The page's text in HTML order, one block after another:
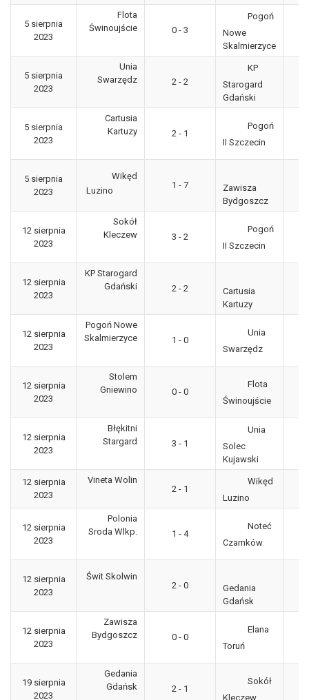
5 sierpnia
2023
Flota
Świnoujście
0 - 3
Pogoń
Nowe
Skalmierzyce
5 sierpnia
2023
Unia
Swarzędz
2 - 2
KP
Starogard
Gdański
5 sierpnia
2023
Cartusia
Kartuzy
2 - 1
Pogoń
II Szczecin
5 sierpnia
2023
Wikęd
Luzino
1 - 7
Zawisza
Bydgoszcz
12 sierpnia
2023
Sokół
Kleczew
3 - 2
Pogoń
II Szczecin
12 sierpnia
2023
KP Starogard
Gdański
2 - 2
Cartusia
Kartuzy
12 sierpnia
2023
Pogoń Nowe
Skalmierzyce
1 - 0
Unia
Swarzędz
12 sierpnia
2023
Stolem
Gniewino
0 - 0
Flota
Świnoujście
12 sierpnia
2023
Błękitni
Stargard
3 - 1
Unia
Solec
Kujawski
12 sierpnia
2023
Vineta Wolin
2 - 1
Wikęd
Luzino
12 sierpnia
2023
Polonia
Sroda Wlkp.
1 - 4
Noteć
Czarnków
12 sierpnia
2023
Świt Skolwin
2 - 0
Gedania
Gdańsk
12 sierpnia
2023
Zawisza
Bydgoszcz
0 - 0
Elana
Toruń
19 sierpnia
2023
Gedania
Gdańsk
2 - 1
Sokół
Kleczew